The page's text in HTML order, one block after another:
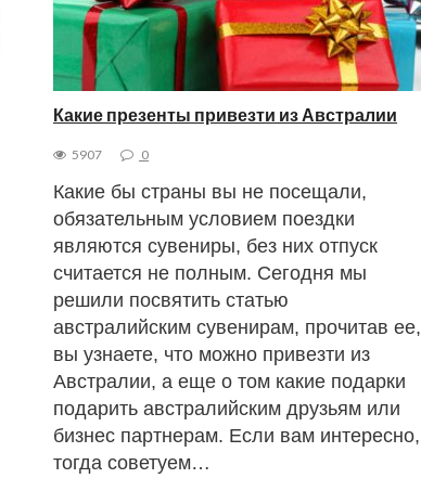
Какие презенты привезти из Австралии
5907 0
Какие бы страны вы не посещали,
обязательным условием поездки
являются сувениры, без них отпуск
считается не полным. Сегодня мы
решили посвятить статью
австралийским сувенирам, прочитав ее,
вы узнаете, что можно привезти из
Австралии, а еще о том какие подарки
подарить австралийским друзьям или
бизнес партнерам. Если вам интересно,
тогда советуем…